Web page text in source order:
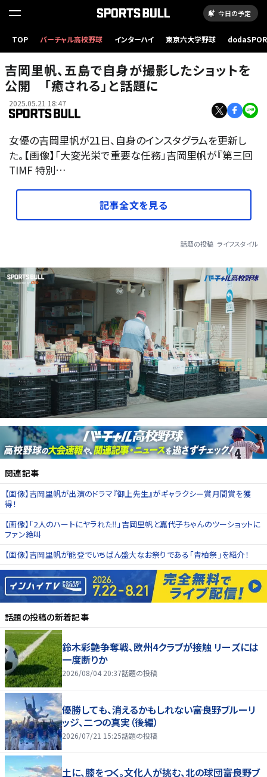
今日の予定
TOP バーチャル高校野球 インターハイ 東京六大学野球
吉岡里帆、五島で自身が撮影したショットを
公開 「癒される」と話題に
2025.05.21 18:47
女優の吉岡里帆が21日、自身のインスタグラムを更新し
た。【画像】「大変光栄で重要な任務」吉岡里帆が『第三回
TIMF 特別…
記事全文を見る
話題の投稿 ライフスタイル
関連記事
【画像】吉岡里帆が出演のドラマ『御上先生』がギャラクシー賞月間賞を獲
得！
【画像】「2人のハートにヤラれた‼」吉岡里帆と嘉代子ちゃんのツーショットに
ファン絶叫
【画像】吉岡里帆が能登でいちばん盛大なお祭りである「青柏祭」を紹介！
話題の投稿の新着記事
鈴木彩艶争奪戦、欧州4クラブが接触 リーズには
一度断りか
2026/08/04 20:37話題の投稿
優勝しても、消えるかもしれない――富良野ブルーリ
ッジ、二つの真実（後編）
2026/07/21 15:25話題の投稿
土に、膝をつく。文化人が挑む、北の球団――富良野ブ